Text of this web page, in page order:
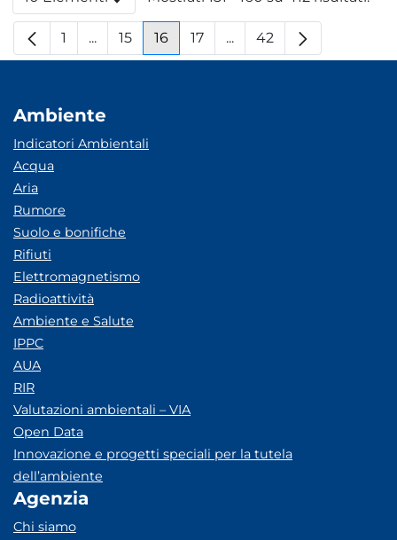
Per pagina
Pagina
1 ...Pagine intermedie
Pagina
15 Pagina
16 Pagina
17 ...Pagine intermedie
Pagina
42
Ambiente
Indicatori Ambientali
Acqua
Aria
Rumore
Suolo e bonifiche
Rifiuti
Elettromagnetismo
Radioattività
Ambiente e Salute
IPPC
AUA
RIR
Valutazioni ambientali – VIA
Open Data
Innovazione e progetti speciali per la tutela
dell’ambiente
Agenzia
Chi siamo